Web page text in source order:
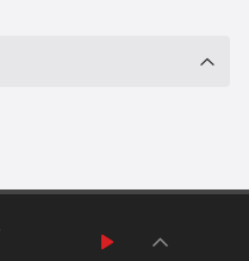
재 플